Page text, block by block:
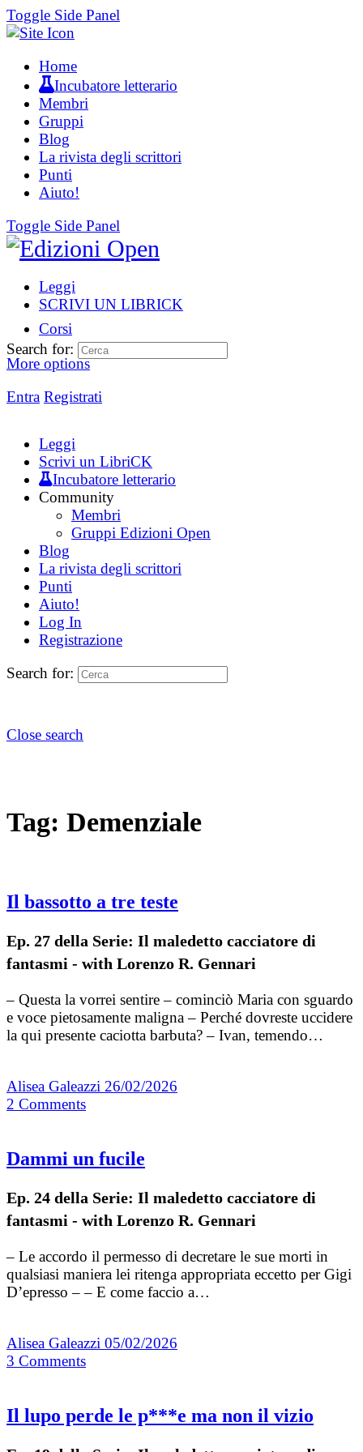
Toggle Side Panel
Home
Incubatore letterario
Membri
Gruppi
Blog
La rivista degli scrittori
Punti
Aiuto!
Toggle Side Panel
Leggi
SCRIVI UN LIBRICK
Corsi
More options
Entra Registrati
Search for:
Leggi
Scrivi un LibriCK
Incubatore letterario
Community
Membri
Gruppi Edizioni Open
Blog
La rivista degli scrittori
Punti
Aiuto!
Log In
Registrazione
Search for:
Close search
Tag: Demenziale
Il bassotto a tre teste
Ep. 27 della Serie: Il maledetto cacciatore di
fantasmi - with Lorenzo R. Gennari
– Questa la vorrei sentire – cominciò Maria con sguardo
e voce pietosamente maligna – Perché dovreste uccidere
la qui presente caciotta barbuta? – Ivan, temendo…
Alisea Galeazzi 26/02/2026
2 Comments
Dammi un fucile
Ep. 24 della Serie: Il maledetto cacciatore di
fantasmi - with Lorenzo R. Gennari
– Le accordo il permesso di decretare le sue morti in
qualsiasi maniera lei ritenga appropriata eccetto per Gigi
D’epresso – – E come faccio a…
Alisea Galeazzi 05/02/2026
3 Comments
Il lupo perde le p***e ma non il vizio